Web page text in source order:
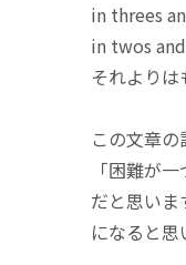
in threes
in twos
それよりは
この文章の
「困難が
だと思いま
になると思